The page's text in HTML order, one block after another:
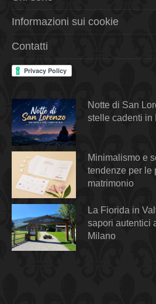
Informazioni sui cookie
Contatti
Notte di San
stelle cadenti in
Minimalismo e
tendenze per le
matrimonio
La Fiorida in
sapori autentici
Milano